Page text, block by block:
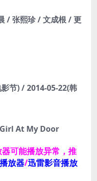
/ 张熙珍 / 文成根 / 更
节) / 2014-05-22(韩
At My Door
可能播放异常，推
放器/迅雷影音播放